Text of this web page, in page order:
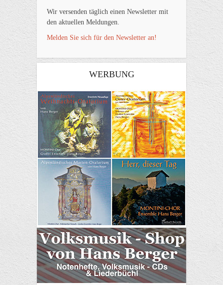
Wir versenden täglich einen Newsletter mit
den aktuellen Meldungen.
Melden Sie sich für den Newsletter an!
WERBUNG